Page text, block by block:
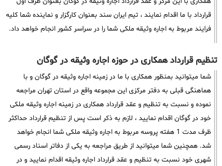
قرارداد با ما اقدام نمایند ، تیم ایران سند بعنوان کارگزار و نماینده شما کلیه
فرایند مربوط به اجاره وثیقه ملکی شما را در سراسر کشور انجام خواهد داد.
تنظیم قرارداد همکاری در حوزه اجاره وثیقه در گوگان
شما میتوانید بمنظور همکاری با ما در زمینه اجاره وثیقه در گوگان و با
هماهنگی قبلی به دفتر مرکزی این مجموعه واقع در استان تهران مراجعه
نموده و نسبت به تنظیم و عقد قرارداد همکاری در زمینه اجاره وثیقه ملکی
خود در گوگان اقدام نمایید ، لازم به ذکر است پس از تنظیم قرارداد حداکثر
ظرف مدت 1 هفته پروسه مربوط به اجاره وثیقه ملکی شما انجام خواهد
شد. همچنین شما میتوانید از طریق مراجعه به یکی از دفاتر اسناد رسمی
شهری خود نسبت به تنظیم و عقد قرارداد اجاره وثیقه اقدام نمایید و در